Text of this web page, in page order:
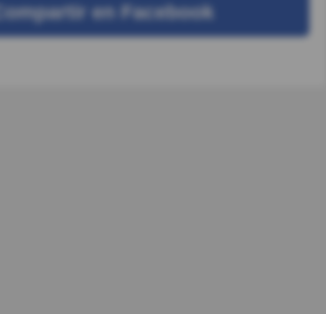
Compartir en Facebook